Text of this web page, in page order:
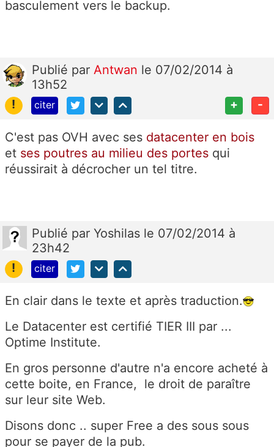
basculement vers le backup.
Publié par Antwan le 07/02/2014 à
13h52
!
citer + -
C'est pas OVH avec ses datacenter en bois
et ses poutres au milieu des portes qui
réussirait à décrocher un tel titre.
Publié par Yoshilas le 07/02/2014 à
23h42
!
citer
En clair dans le texte et après traduction.
Le Datacenter est certifié TIER III par ...
Optime Institute.
En gros personne d'autre n'a encore acheté à
cette boite, en France, le droit de paraître
sur leur site Web.
Disons donc .. super Free a des sous sous
pour se payer de la pub.